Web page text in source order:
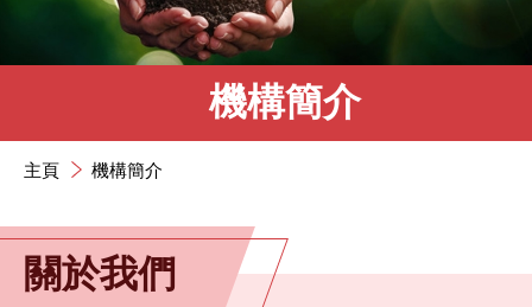
機構簡介
主頁 機構簡介
關於我們